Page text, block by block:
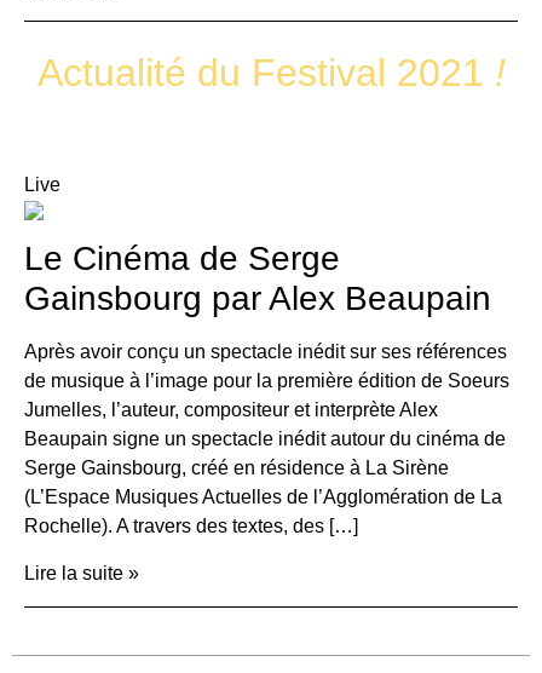
Actualité du Festival 2021 !
Live
Le Cinéma de Serge
Gainsbourg par Alex Beaupain
Après avoir conçu un spectacle inédit sur ses références
de musique à l’image pour la première édition de Soeurs
Jumelles, l’auteur, compositeur et interprète Alex
Beaupain signe un spectacle inédit autour du cinéma de
Serge Gainsbourg, créé en résidence à La Sirène
(L’Espace Musiques Actuelles de l’Agglomération de La
Rochelle). A travers des textes, des […]
Lire la suite »